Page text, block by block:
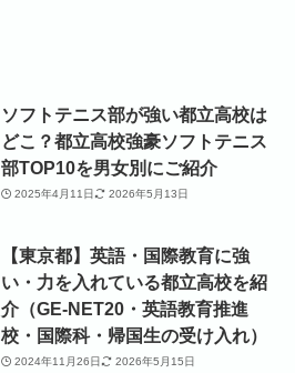
ソフトテニス部が強い都立高校は
どこ？都立高校強豪ソフトテニス
部TOP10を男女別にご紹介
2025年4月11日 2026年5月13日
【東京都】英語・国際教育に強
い・力を入れている都立高校を紹
介（GE-NET20・英語教育推進
校・国際科・帰国生の受け入れ）
2024年11月26日 2026年5月15日